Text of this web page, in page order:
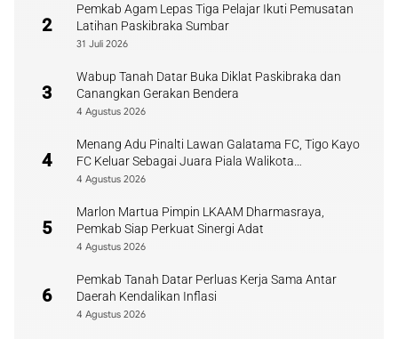
2
Pemkab Agam Lepas Tiga Pelajar Ikuti Pemusatan
Latihan Paskibraka Sumbar
31 Juli 2026
3
Wabup Tanah Datar Buka Diklat Paskibraka dan
Canangkan Gerakan Bendera
4 Agustus 2026
4
Menang Adu Pinalti Lawan Galatama FC, Tigo Kayo
FC Keluar Sebagai Juara Piala Walikota
Payakumbuh
4 Agustus 2026
5
Marlon Martua Pimpin LKAAM Dharmasraya,
Pemkab Siap Perkuat Sinergi Adat
4 Agustus 2026
6
Pemkab Tanah Datar Perluas Kerja Sama Antar
Daerah Kendalikan Inflasi
4 Agustus 2026